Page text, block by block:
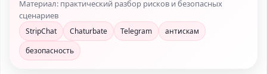
Материал: практический разбор рисков и безопасных
сценариев
StripChat Chaturbate Telegram
антискам
безопасность